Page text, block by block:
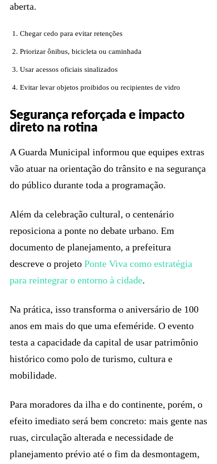
aberta.
Chegar cedo para evitar retenções
Priorizar ônibus, bicicleta ou caminhada
Usar acessos oficiais sinalizados
Evitar levar objetos proibidos ou recipientes de vidro
Segurança reforçada e impacto
direto na rotina
A Guarda Municipal informou que equipes extras
vão atuar na orientação do trânsito e na segurança
do público durante toda a programação.
Além da celebração cultural, o centenário
reposiciona a ponte no debate urbano. Em
documento de planejamento, a prefeitura
descreve o projeto Ponte Viva como estratégia
para reintegrar o entorno à cidade.
Na prática, isso transforma o aniversário de 100
anos em mais do que uma efeméride. O evento
testa a capacidade da capital de usar patrimônio
histórico como polo de turismo, cultura e
mobilidade.
Para moradores da ilha e do continente, porém, o
efeito imediato será bem concreto: mais gente nas
ruas, circulação alterada e necessidade de
planejamento prévio até o fim da desmontagem,